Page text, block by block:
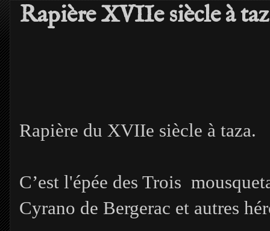
Rapière XVIIe siècle à
Rapière du XVIIe siècle à taza.
C’est l'épée des Trois
Cyrano de Bergerac et autres